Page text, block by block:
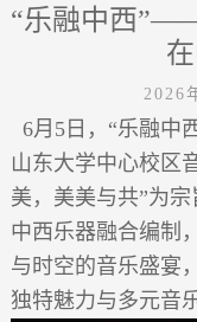
“乐融中西
2026
6月5日，“乐融
山东大学中心校区
美，美美与共”为
中西乐器融合编制
与时空的音乐盛宴
独特魅力与多元音